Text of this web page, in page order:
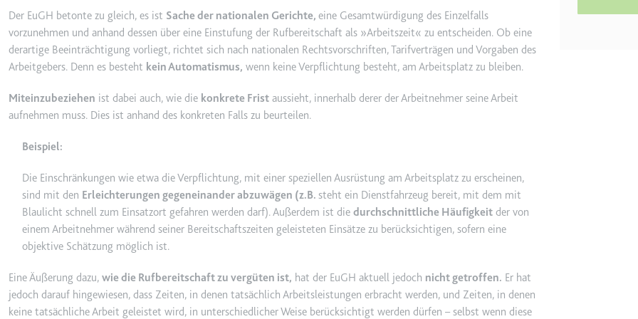
Zweck:
Speichert die Benutzereinstellungen beim Abruf eines auf anderen Webseiten
Videos
Ablauf:
Sitzung
Zweck:
Wird verwendet, um die Interaktion der Nutzer mit eingebetteten Inhalten zu
180 Tage
Typ:
HTTP-Cookie
LAST_RESULT_ENTRY_KEY
Anbieter:
youtube.com
Der EuGH betonte zu gleich, es ist Sache der nationalen Gerichte, eine Gesamtwürdigung des Einzelfalls
vorzunehmen und anhand dessen über eine Einstufung der Rufbereitschaft als »Arbeitszeit« zu entscheiden. Ob eine
derartige Beeinträchtigung vorliegt, richtet sich nach nationalen Rechtsvorschriften, Tarifverträgen und Vorgaben des
Arbeitgebers. Denn es besteht kein Automatismus, wenn keine Verpflichtung besteht, am Arbeitsplatz zu bleiben.
Miteinzubeziehen ist dabei auch, wie die konkrete Frist aussieht, innerhalb derer der Arbeitnehmer seine Arbeit
aufnehmen muss. Dies ist anhand des konkreten Falls zu beurteilen.
Beispiel:
Die Einschränkungen wie etwa die Verpflichtung, mit einer speziellen Ausrüstung am Arbeitsplatz zu erscheinen,
sind mit den Erleichterungen gegeneinander abzuwägen (z.B. steht ein Dienstfahrzeug bereit, mit dem mit
Blaulicht schnell zum Einsatzort gefahren werden darf). Außerdem ist die durchschnittliche Häufigkeitder von
einem Arbeitnehmer während seiner Bereitschaftszeiten geleisteten Einsätze zu berücksichtigen, sofern eine
objektive Schätzung möglich ist.
Eine Äußerung dazu, wie die Rufbereitschaft zu vergüten ist, hat der EuGH aktuell jedoch nicht getroffen. Er hat
jedoch darauf hingewiesen, dass Zeiten, in denen tatsächlich Arbeitsleistungen erbracht werden, und Zeiten, in denen
keine tatsächliche Arbeit geleistet wird, in unterschiedlicher Weise berücksichtigt werden dürfen – selbst wenn diese